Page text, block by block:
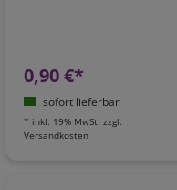
0,90 €*
sofort lieferbar
* inkl. 19% MwSt. zzgl.
Versandkosten